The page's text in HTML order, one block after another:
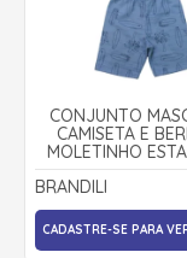
CONJUNTO
CAMISETA E
MOLETINHO
SURF 26555 -
BRANDILI
CADASTRE-SE PARA